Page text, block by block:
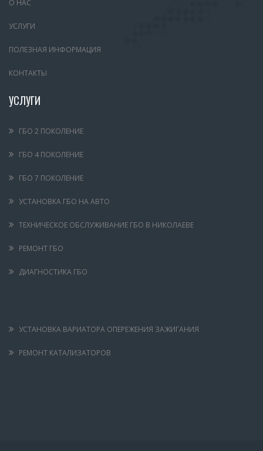
О НАС
УСЛУГИ
ПОЛЕЗНАЯ ИНФОРМАЦИЯ
КОНТАКТЫ
УСЛУГИ
ГБО 2 ПОКОЛЕНИЕ
ГБО 4 ПОКОЛЕНИЕ
ГБО 7 ПОКОЛЕНИЕ
УСТАНОВКА ГБО НА АВТО
ТЕХНИЧЕСКОЕ ОБСЛУЖИВАНИЕ ГБО В НИКОЛАЕВЕ
РЕМОНТ ГБО
ДИАГНОСТИКА ГБО
УСТАНОВКА ВАРИАТОРА ОПЕРЕЖЕНИЯ ЗАЖИГАНИЯ
РЕМОНТ КАТАЛИЗАТОРОВ